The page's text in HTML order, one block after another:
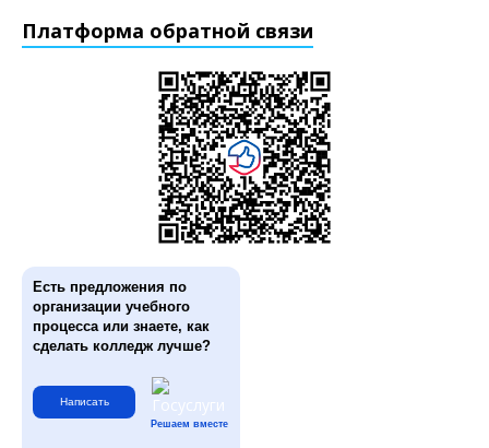
Платформа обратной связи
Есть предложения по
организации учебного
процесса или знаете, как
сделать колледж лучше?
Написать
Решаем вместе